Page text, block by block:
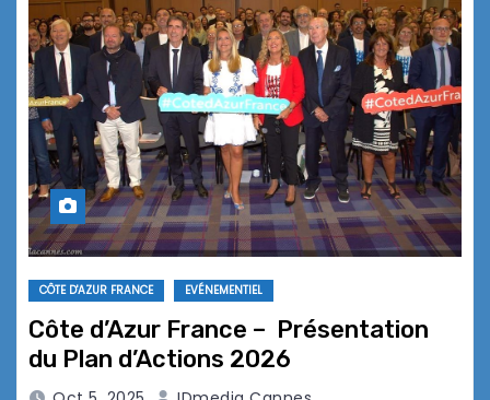
CÔTE D'AZUR FRANCE EVÉNEMENTIEL
Côte d’Azur France – Présentation
du Plan d’Actions 2026